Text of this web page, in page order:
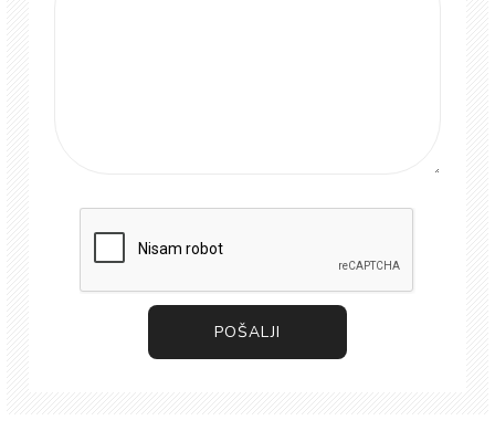
POŠALJI